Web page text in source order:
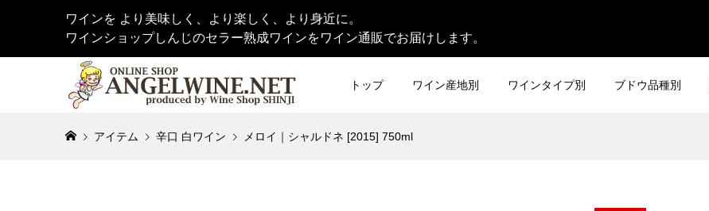
ワインを より美味しく、より楽しく、より身近に。
ワインショップしんじのセラー熟成ワインをワイン通販でお届けします。
トップ ワイン産地別 ワインタイプ別 ブドウ品種別
アイテム 辛口 白ワイン メロイ｜シャルドネ [2015] 750ml